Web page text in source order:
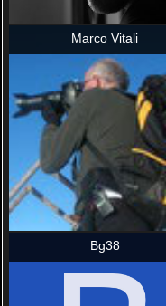
Marco Vitali
Bg38